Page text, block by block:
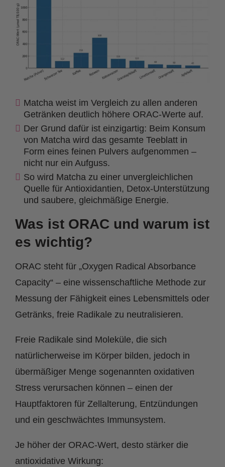
Matcha weist im Vergleich zu allen anderen
Getränken deutlich höhere ORAC-Werte auf.
Der Grund dafür ist einzigartig: Beim Konsum
von Matcha wird das gesamte Teeblatt in
Form eines feinen Pulvers aufgenommen –
nicht nur ein Aufguss.
So wird Matcha zu einer unvergleichlichen
Quelle für Antioxidantien, Detox-Unterstützung
und saubere, gleichmäßige Energie.
Was ist ORAC und warum ist
es wichtig?
ORAC steht für „Oxygen Radical Absorbance
Capacity“ – eine wissenschaftliche Methode zur
Messung der Fähigkeit eines Lebensmittels oder
Getränks, freie Radikale zu neutralisieren.
Freie Radikale sind Moleküle, die sich
natürlicherweise im Körper bilden, jedoch in
übermäßiger Menge sogenannten oxidativen
Stress verursachen können – einen der
Hauptfaktoren für Zellalterung, Entzündungen
und ein geschwächtes Immunsystem.
Je höher der ORAC-Wert, desto stärker die
antioxidative Wirkung: